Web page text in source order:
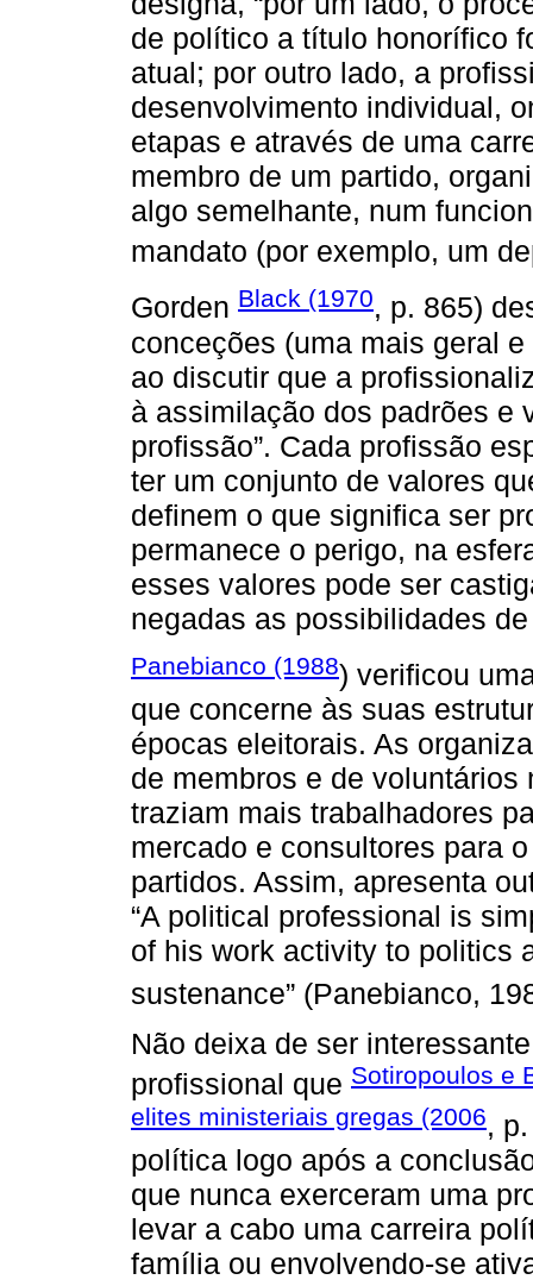
de político a título honorífico
atual; por outro lado, a
desenvolvimento individual,
etapas e através de uma
membro de um partido,
algo semelhante, num
mandato (por exemplo, um
Gorden Black (1970, p. 865)
conceções (uma mais geral
ao discutir que a
à assimilação dos padrões e
profissão”. Cada profissão
ter um conjunto de valores
definem o que significa ser
permanece o perigo, na
esses valores pode ser
negadas as possibilidades
Panebianco (1988) verificou
que concerne às suas
épocas eleitorais. As
de membros e de
traziam mais trabalhadores
mercado e consultores para
partidos. Assim, apresenta
“A political professional is
of his work activity to politics
sustenance” (Panebianco,
Não deixa de ser
profissional que Sotiropoulos e
elites ministeriais gregas (2006,
política logo após a
que nunca exerceram uma
levar a cabo uma carreira
família ou envolvendo-se